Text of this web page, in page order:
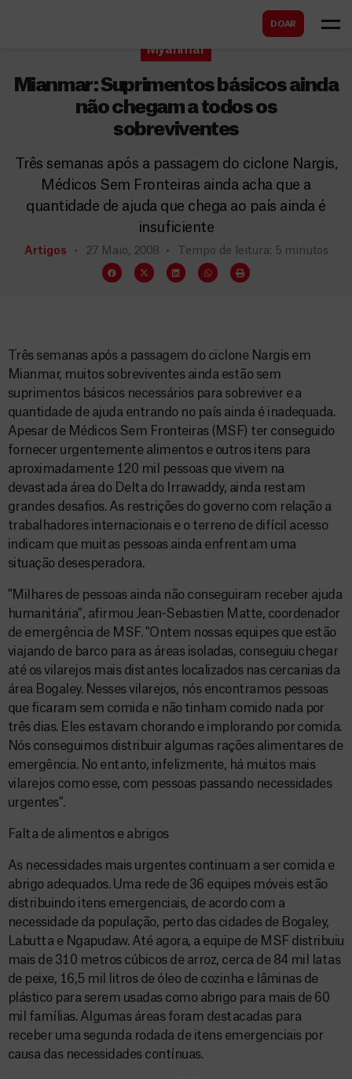
DOAR
r
Myanmar
Mianmar: Suprimentos básicos ainda
não chegam a todos os
sobreviventes
Três semanas após a passagem do ciclone Nargis,
Médicos Sem Fronteiras ainda acha que a
quantidade de ajuda que chega ao país ainda é
insuficiente
Artigos 27 Maio, 2008 Tempo de leitura: 5 minutos
Três semanas após a passagem do ciclone Nargis em
Mianmar, muitos sobreviventes ainda estão sem
suprimentos básicos necessários para sobreviver e a
quantidade de ajuda entrando no país ainda é inadequada.
Apesar de Médicos Sem Fronteiras (MSF) ter conseguido
fornecer urgentemente alimentos e outros itens para
aproximadamente 120 mil pessoas que vivem na
devastada área do Delta do Irrawaddy, ainda restam
grandes desafios. As restrições do governo com relação a
trabalhadores internacionais e o terreno de difícil acesso
indicam que muitas pessoas ainda enfrentam uma
situação desesperadora.
"Milhares de pessoas ainda não conseguiram receber ajuda
humanitária", afirmou Jean-Sebastien Matte, coordenador
de emergência de MSF. "Ontem nossas equipes que estão
viajando de barco para as áreas isoladas, conseguiu chegar
até os vilarejos mais distantes localizados nas cercanias da
área Bogaley. Nesses vilarejos, nós encontramos pessoas
que ficaram sem comida e não tinham comido nada por
três dias. Eles estavam chorando e implorando por comida.
Nós conseguimos distribuir algumas rações alimentares de
emergência. No entanto, infelizmente, há muitos mais
vilarejos como esse, com pessoas passando necessidades
urgentes".
Falta de alimentos e abrigos
As necessidades mais urgentes continuam a ser comida e
abrigo adequados. Uma rede de 36 equipes móveis estão
distribuindo itens emergenciais, de acordo com a
necessidade da população, perto das cidades de Bogaley,
Labutta e Ngapudaw. Até agora, a equipe de MSF distribuiu
mais de 310 metros cúbicos de arroz, cerca de 84 mil latas
de peixe, 16,5 mil litros de óleo de cozinha e lâminas de
plástico para serem usadas como abrigo para mais de 60
mil famílias. Algumas áreas foram destacadas para
receber uma segunda rodada de itens emergenciais por
causa das necessidades contínuas.
s
c
a
r